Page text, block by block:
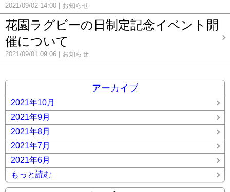
2021/09/02 14:00 お知らせ
花園ラグビーの日制定記念イベント開
催について
2021/09/01 09:06 お知らせ
アーカイブ
2021年10月
2021年9月
2021年8月
2021年7月
2021年6月
もっと読む